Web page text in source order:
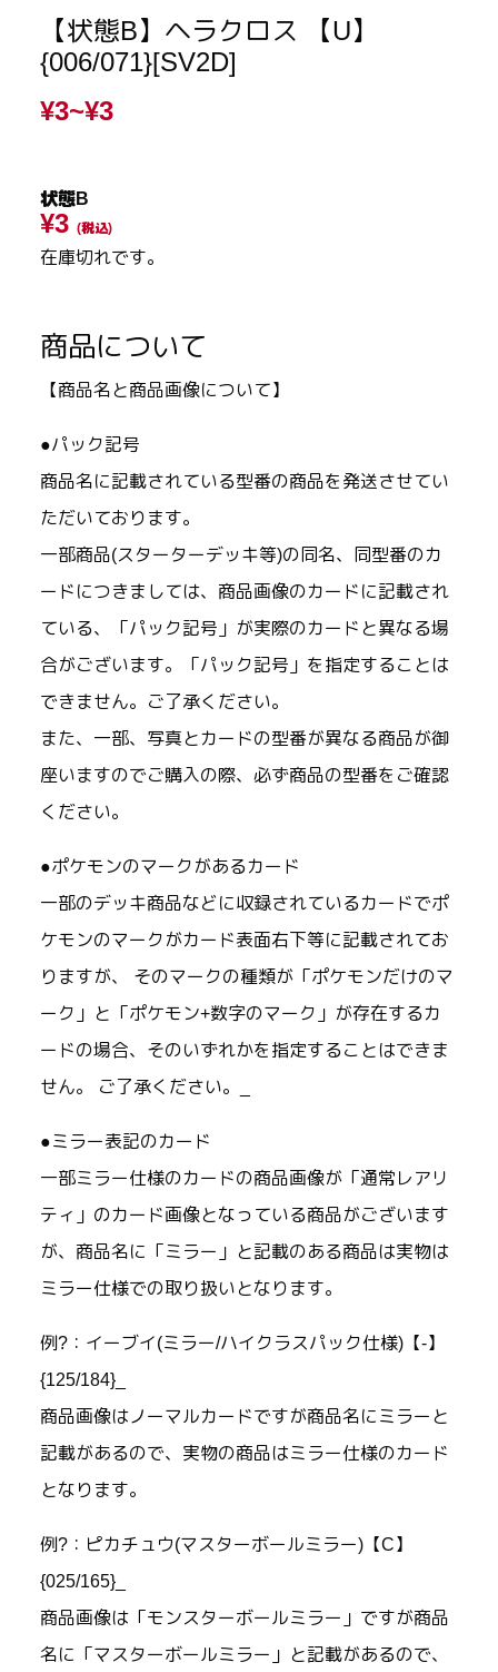
【状態B】ヘラクロス 【U】
{006/071}[SV2D]
¥3~¥3
状態B
¥3 (税込)
在庫切れです。
商品について
【商品名と商品画像について】
●パック記号
商品名に記載されている型番の商品を発送させてい
ただいております。
一部商品(スターターデッキ等)の同名、同型番のカ
ードにつきましては、商品画像のカードに記載され
ている、「パック記号」が実際のカードと異なる場
合がございます。「パック記号」を指定することは
できません。ご了承ください。
また、一部、写真とカードの型番が異なる商品が御
座いますのでご購入の際、必ず商品の型番をご確認
ください。
●ポケモンのマークがあるカード
一部のデッキ商品などに収録されているカードでポ
ケモンのマークがカード表面右下等に記載されてお
りますが、 そのマークの種類が「ポケモンだけのマ
ーク」と「ポケモン+数字のマーク」が存在するカ
ードの場合、そのいずれかを指定することはできま
せん。 ご了承ください。_
●ミラー表記のカード
一部ミラー仕様のカードの商品画像が「通常レアリ
ティ」のカード画像となっている商品がございます
が、商品名に「ミラー」と記載のある商品は実物は
ミラー仕様での取り扱いとなります。
例?：イーブイ(ミラー/ハイクラスパック仕様)【-】
{125/184}_
商品画像はノーマルカードですが商品名にミラーと
記載があるので、実物の商品はミラー仕様のカード
となります。
例?：ピカチュウ(マスターボールミラー)【C】
{025/165}_
商品画像は「モンスターボールミラー」ですが商品
名に「マスターボールミラー」と記載があるので、